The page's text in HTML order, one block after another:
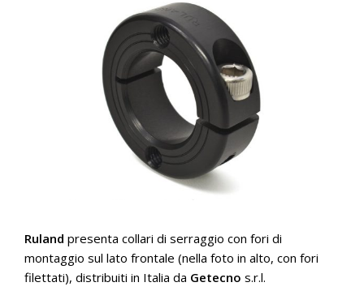
Ruland presenta collari di serraggio con fori di
montaggio sul lato frontale (nella foto in alto, con fori
filettati), distribuiti in Italia da Getecno s.r.l.